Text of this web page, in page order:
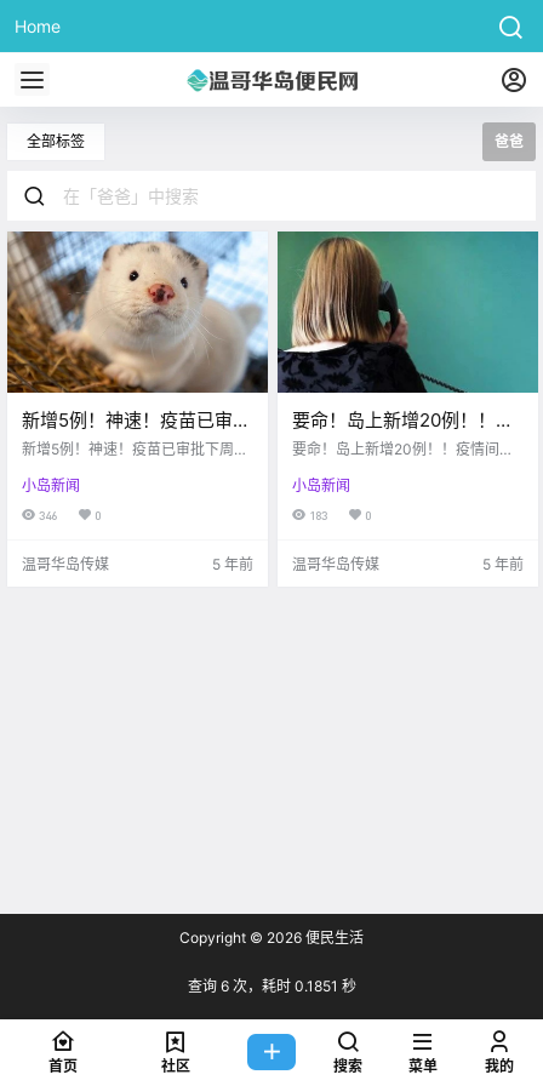
Home
全部标签 爸爸
新增5例！神速！疫苗已审批
下周到！！可怕，水貂居然
毒？！
新增5例！神速！疫苗已审批下周
传播新冠病毒？！
小岛新闻
346 0
温哥华岛传媒 5 年前
要命！岛上新增20例！！疫
情间导致紧急求助电话剧
啦。。。
要命！岛上新增20例！！疫情间导
买一送一啦。。。
小岛新闻
183 0
温哥华岛传媒 5 年前
Copyright © 2026 便民生活
查询 6 次，耗时 0.1851 秒
首页 社区 搜索 菜单 我的